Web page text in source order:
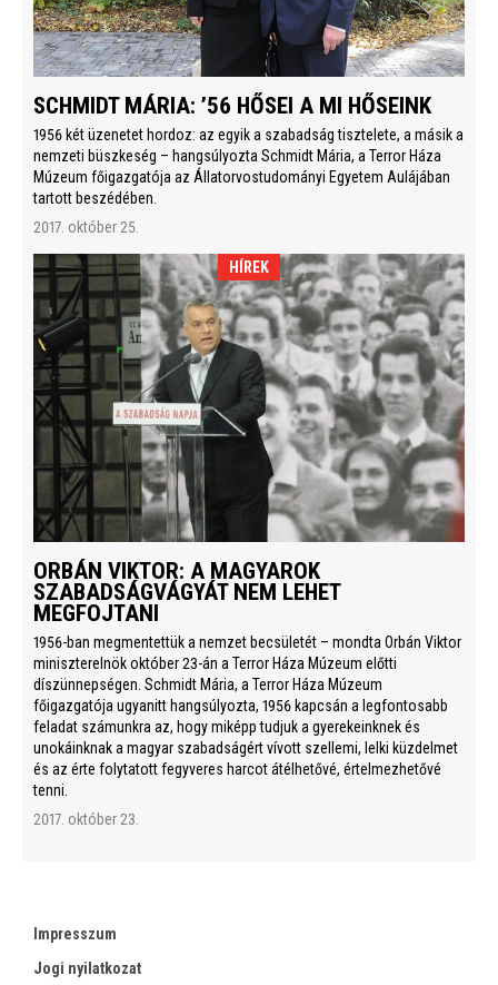
SCHMIDT MÁRIA: ’56 HŐSEI A MI HŐSEINK
1956 két üzenetet hordoz: az egyik a szabadság tisztelete, a másik a
nemzeti büszkeség – hangsúlyozta Schmidt Mária, a Terror Háza
Múzeum főigazgatója az Állatorvostudományi Egyetem Aulájában
tartott beszédében.
2017. október 25.
HÍREK
ORBÁN VIKTOR: A MAGYAROK
SZABADSÁGVÁGYÁT NEM LEHET
MEGFOJTANI
1956-ban megmentettük a nemzet becsületét – mondta Orbán Viktor
miniszterelnök október 23-án a Terror Háza Múzeum előtti
díszünnepségen. Schmidt Mária, a Terror Háza Múzeum
főigazgatója ugyanitt hangsúlyozta, 1956 kapcsán a legfontosabb
feladat számunkra az, hogy miképp tudjuk a gyerekeinknek és
unokáinknak a magyar szabadságért vívott szellemi, lelki küzdelmet
és az érte folytatott fegyveres harcot átélhetővé, értelmezhetővé
tenni.
2017. október 23.
Impresszum
Jogi nyilatkozat